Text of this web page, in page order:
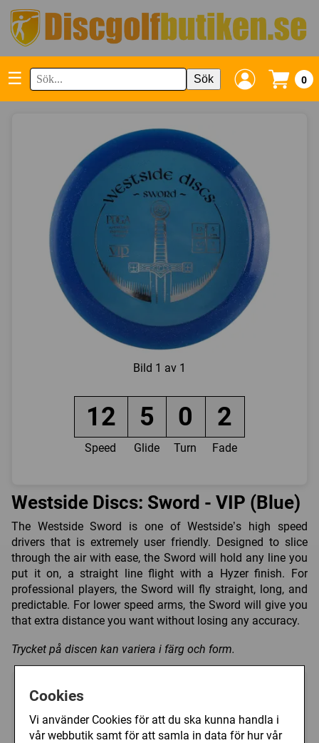
Cookies
Vi använder Cookies för att du ska kunna handla i
vår webbutik samt för att samla in data för hur vår
☰ Sök 0
Bild 1 av 1
12 5 0 2
Speed Glide Turn Fade
Westside Discs: Sword - VIP (Blue)
The Westside Sword is one of Westside’s high speed
drivers that is extremely user friendly. Designed to slice
through the air with ease, the Sword will hold any line you
put it on, a straight line flight with a Hyzer finish. For
professional players, the Sword will fly straight, long, and
predictable. For lower speed arms, the Sword will give you
that extra distance you want without losing any accuracy.
Trycket på discen kan variera i färg och form.
Välj färg:
Blue - Ej i lager ▼